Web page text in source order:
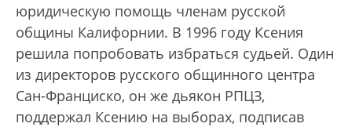
юридическую помощь членам русской
общины Калифорнии. В 1996 году Ксения
решила попробовать избраться судьей. Один
из директоров русского общинного центра
Сан-Франциско, он же дьякон РПЦЗ,
поддержал Ксению на выборах, подписав